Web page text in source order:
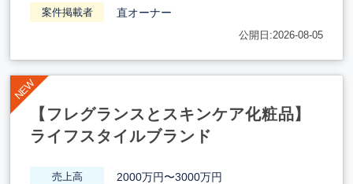
案件掲載者 直オーナー
公開日:2026-08-05
【フレグランスとスキンケア化粧品】
ライフスタイルブランド
売上高 2000万円〜3000万円